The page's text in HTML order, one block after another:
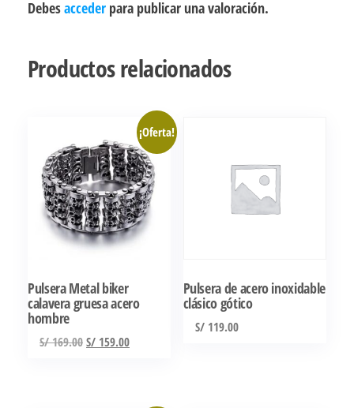
Debesacceder para publicar una valoración.
Productos relacionados
¡Oferta!
Pulsera Metal biker
calavera gruesa acero
hombre
S/169.00El
S/ 159.00El
Pulsera de acero inoxidable
clásico gótico
S/119.00